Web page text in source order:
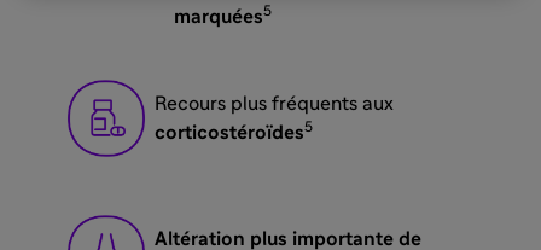
marquées5
Recours plus fréquents aux
corticostéroïdes5
Altération plus importante de